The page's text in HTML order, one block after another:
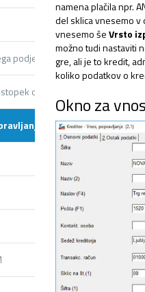
podjetja
obračuna
delavcev
namena plačila npr.
del sklica vnesemo
vnesemo šeVrsto
možno tudi nastaviti
gre, ali je to kredit,
koliko podatkov o
Okno za